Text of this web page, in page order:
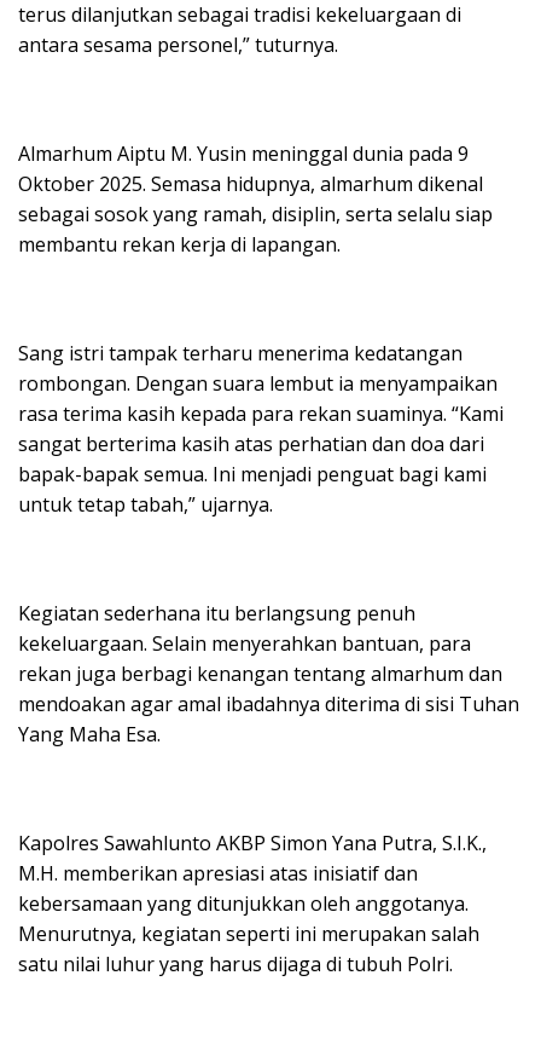
terus dilanjutkan sebagai tradisi kekeluargaan di
antara sesama personel,” tuturnya.
Almarhum Aiptu M. Yusin meninggal dunia pada 9
Oktober 2025. Semasa hidupnya, almarhum dikenal
sebagai sosok yang ramah, disiplin, serta selalu siap
membantu rekan kerja di lapangan.
Sang istri tampak terharu menerima kedatangan
rombongan. Dengan suara lembut ia menyampaikan
rasa terima kasih kepada para rekan suaminya. “Kami
sangat berterima kasih atas perhatian dan doa dari
bapak-bapak semua. Ini menjadi penguat bagi kami
untuk tetap tabah,” ujarnya.
Kegiatan sederhana itu berlangsung penuh
kekeluargaan. Selain menyerahkan bantuan, para
rekan juga berbagi kenangan tentang almarhum dan
mendoakan agar amal ibadahnya diterima di sisi Tuhan
Yang Maha Esa.
Kapolres Sawahlunto AKBP Simon Yana Putra, S.I.K.,
M.H. memberikan apresiasi atas inisiatif dan
kebersamaan yang ditunjukkan oleh anggotanya.
Menurutnya, kegiatan seperti ini merupakan salah
satu nilai luhur yang harus dijaga di tubuh Polri.